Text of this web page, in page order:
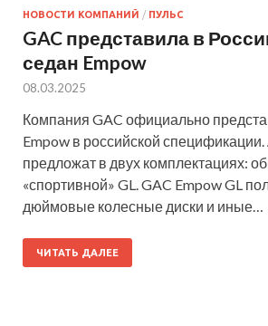
НОВОСТИ КОМПАНИЙ / ПУЛЬС
GAC представила в
седан Empow
08.03.2025
Компания GAC официально
Empow в российской
предложат в двух комплектациях:
«спортивной» GL. GAC Empow GL
дюймовые колесные диски и иные…
ЧИТАТЬ ДАЛЕЕ